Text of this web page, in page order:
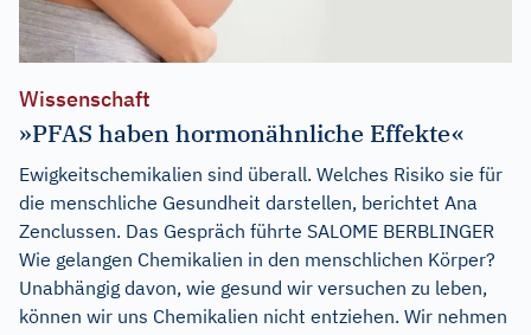
Wissenschaft
»PFAS haben hormonähnliche Effekte«
Ewigkeitschemikalien sind überall. Welches Risiko sie für
die menschliche Gesundheit darstellen, berichtet Ana
Zenclussen. Das Gespräch führte SALOME BERBLINGER
Wie gelangen Chemikalien in den menschlichen Körper?
Unabhängig davon, wie gesund wir versuchen zu leben,
können wir uns Chemikalien nicht entziehen. Wir nehmen